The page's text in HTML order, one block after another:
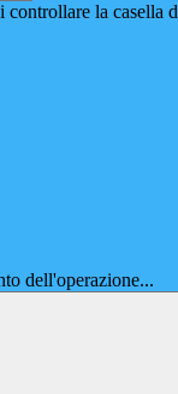
la casella
dell'operazione...